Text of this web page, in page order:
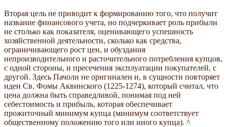
Вторая цель не приводит к формированию того, что получит
название финансового учета, но подчеркивает роль прибыли
не столько как показателя, оценивающего успешность
хозяйственной деятельности, сколько как средства,
ограничивающего рост цен, и обуздания
непроизводительного и расточительного потребления купцов,
с одной стороны, и пресечения эксплуатации покупателей, с
другой. Здесь Пачоли не оригинален и, в сущности повторяет
идеи Св. Фомы Аквинского (1225-1274), который считал, что
цена должна быть справедливой, понимая под ней
себестоимость и прибыль, которая обеспечивает
прожиточный минимум купца (минимум соответствует
общественному положению того или иного купца). ^